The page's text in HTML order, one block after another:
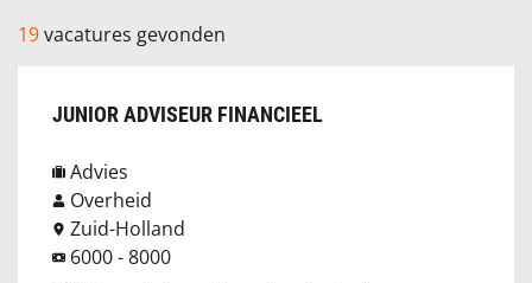
19vacatures gevonden
JUNIOR ADVISEUR FINANCIEEL
Advies
Overheid
Zuid-Holland
6000 - 8000